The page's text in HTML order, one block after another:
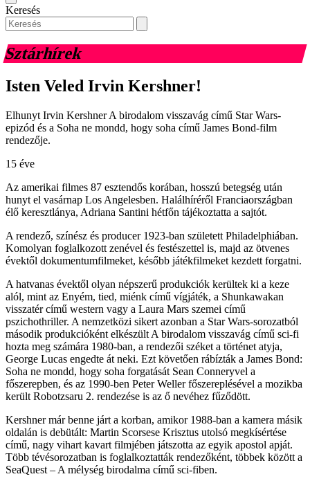
Keresés
Sztárhírek
Isten Veled Irvin Kershner!
Elhunyt Irvin Kershner A birodalom visszavág című Star Wars-
epizód és a Soha ne mondd, hogy soha című James Bond-film
rendezője.
15 éve
Az amerikai filmes 87 esztendős korában, hosszú betegség után
hunyt el vasárnap Los Angelesben. Halálhíréről Franciaországban
élő keresztlánya, Adriana Santini hétfőn tájékoztatta a sajtót.
A rendező, színész és producer 1923-ban született Philadelphiában.
Komolyan foglalkozott zenével és festészettel is, majd az ötvenes
évektől dokumentumfilmeket, később játékfilmeket kezdett forgatni.
A hatvanas évektől olyan népszerű produkciók kerültek ki a keze
alól, mint az Enyém, tied, miénk című vígjáték, a Shunkawakan
visszatér című western vagy a Laura Mars szemei című
pszichothriller. A nemzetközi sikert azonban a Star Wars-sorozatból
második produkcióként elkészült A birodalom visszavág című sci-fi
hozta meg számára 1980-ban, a rendezői széket a történet atyja,
George Lucas engedte át neki. Ezt követően rábízták a James Bond:
Soha ne mondd, hogy soha forgatását Sean Conneryvel a
főszerepben, és az 1990-ben Peter Weller főszereplésével a mozikba
került Robotzsaru 2. rendezése is az ő nevéhez fűződött.
Kershner már benne járt a korban, amikor 1988-ban a kamera másik
oldalán is debütált: Martin Scorsese Krisztus utolsó megkísértése
című, nagy vihart kavart filmjében játszotta az egyik apostol apját.
Több tévésorozatban is foglalkoztatták rendezőként, többek között a
SeaQuest – A mélység birodalma című sci-fiben.